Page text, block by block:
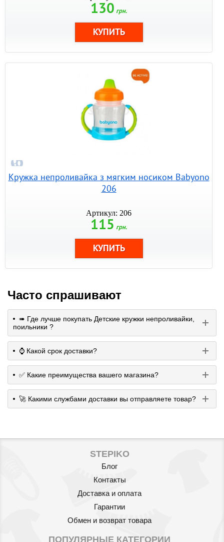
130 грн.
Кружка непроливайка з мягким носиком Babyono
206
Артикул: 206
115 грн.
Часто спрашивают
➠ Где лучше покупать Детские кружки непроливайки,
поильники ?
⌚️ Какой срок доставки?
✅ Какие преимущества вашего магазина?
🚀 Какими службами доставки вы отправляете товар?
STEPIKO
Блог
Контакты
Доставка и оплата
Гарантии
Обмен и возврат товара
ПОПУЛЯРНЫЕ КАТЕГОРИИ